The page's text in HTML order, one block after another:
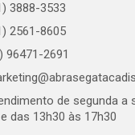
3888-3533
2561-8605
96471-2691
de segunda a
das 13h30 às 17h30